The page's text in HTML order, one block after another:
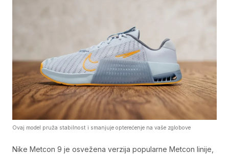
Ovaj model pruža stabilnost i smanjuje opterećenje na vaše zglobove
Nike Metcon 9 je osvežena verzija popularne Metcon linije,